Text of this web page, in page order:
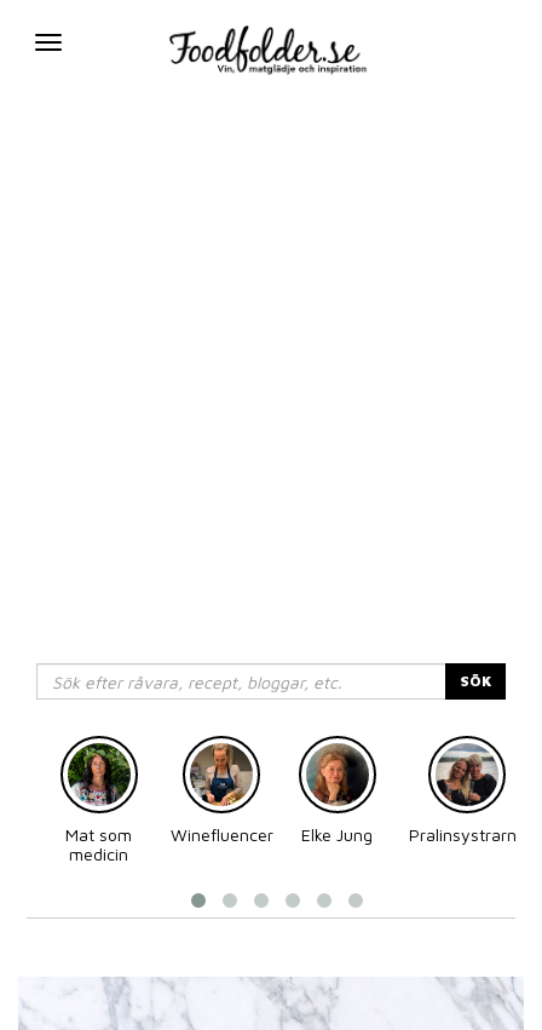
Växla
SÖK
Mat som
medicin
Winefluencer Elke Jung
Pralinsystrarna